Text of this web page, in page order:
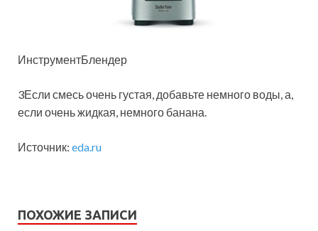
ИнструментБлендер
3Если смесь очень густая, добавьте немного воды, а,
если очень жидкая, немного банана.
Источник: eda.ru
ПОХОЖИЕ ЗАПИСИ